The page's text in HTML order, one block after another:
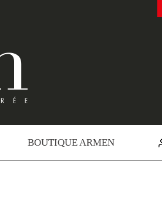
BOUTIQUE ARMEN